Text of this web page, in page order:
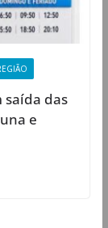
saída das
e